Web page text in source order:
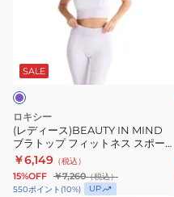
陸
両
用
26SU
RBR262564
MUL
ス)BEAUTY
ブ
ラ
ト
ッ
プ
フ
ィ
SALE
ロキシー
(レディース)BEAUTY IN MIND
ブラトップ フィットネス スポー
ツ 25SURBR252551LAV
￥6,149 （税込）
15%OFF ￥7,260（税込）
550ポイント (10%) UP
ビ
ー